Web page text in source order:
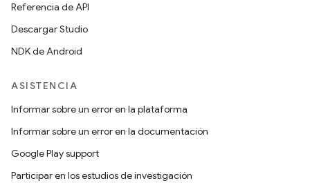
Referencia de API
Descargar Studio
NDK de Android
ASISTENCIA
Informar sobre un error en la plataforma
Informar sobre un error en la documentación
Google Play support
Participar en los estudios de investigación